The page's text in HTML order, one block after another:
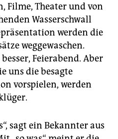
Filme, Theater und von
Wasserschwall
werden die
weggewaschen.
Feierabend. Aber
uns die besagte
vorspielen, werden
sagt ein Bekannter aus